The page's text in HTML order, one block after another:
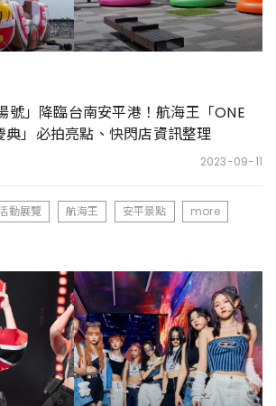
號」降臨台南安平港！航海王「ONE
典」必拍亮點、快閃店資訊整理
2023-09-11
動展覽 航海王 安平景點 more